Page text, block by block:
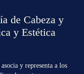
de Cabeza y
y Estética
y representa a los